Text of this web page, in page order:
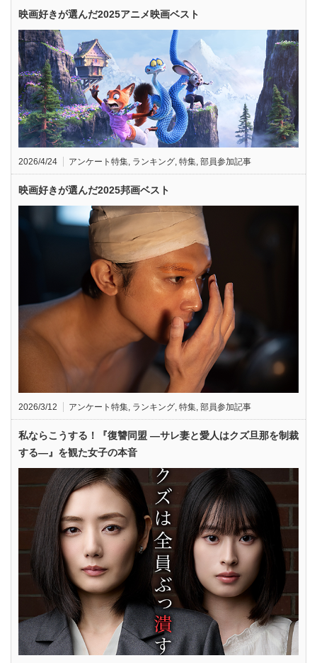
映画好きが選んだ2025アニメ映画ベスト
2026/4/24 アンケート特集, ランキング, 特集, 部員参加記事
映画好きが選んだ2025邦画ベスト
2026/3/12 アンケート特集, ランキング, 特集, 部員参加記事
私ならこうする！『復讐同盟 —サレ妻と愛人はクズ旦那を制裁
する—』を観た女子の本音